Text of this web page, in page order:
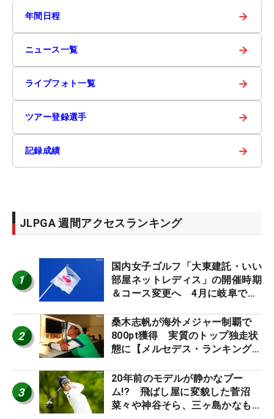
年間日程 →
ニュース一覧 →
ライブフォト一覧 →
ツアー登録選手 →
記録成績 →
JLPGA 週間アクセスランキング
1
国内女子ゴルフ「大東建託・いい
部屋ネットレディス」の開催時期
＆コース変更へ 4月に岐阜で開
2
桑木志帆が海外メジャー制覇で
800pt獲得 実質のトップ独走状
態に【メルセデス・ランキング番
3
20年前のモデルが静かなブー
ム!? 飛ばし屋に変貌した菅沼
菜々や神谷そら、三ヶ島かなも使